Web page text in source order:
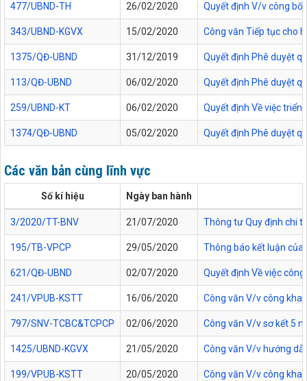
477/UBND-TH 26/02/2020 Quyết định V/v công bố
343/UBND-KGVX 15/02/2020 Công văn Tiếp tục cho
1375/QĐ-UBND 31/12/2019 Quyết định Phê duyệt
113/QĐ-UBND 06/02/2020 Quyết định Phê duyệt
259/UBND-KT 06/02/2020 Quyết định Về việc
1374/QĐ-UBND 05/02/2020 Quyết định Phê duyệt
Các văn bản cùng lĩnh vực
Số kí hiệu Ngày ban hành
3/2020/TT-BNV 21/07/2020 Thông tư Quy định chi
195/TB-VPCP 29/05/2020 Thông báo kết luận của
621/QĐ-UBND 02/07/2020 Quyết định Về việc
241/VPUB-KSTT 16/06/2020 Công văn V/v công
797/SNV-TCBC&TCPCP 02/06/2020 Công văn V/v sơ kết 5
1425/UBND-KGVX 21/05/2020 Công văn V/v hướng
199/VPUB-KSTT 20/05/2020 Công văn V/v công